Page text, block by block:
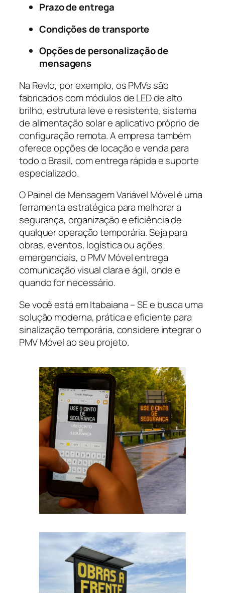
Prazo de entrega
Condições de transporte
Opções de personalização de
mensagens
Na Revlo, por exemplo, os PMVs são
fabricados com módulos de LED de alto
brilho, estrutura leve e resistente, sistema
de alimentação solar e aplicativo próprio de
configuração remota. A empresa também
oferece opções de locação e venda para
todo o Brasil, com entrega rápida e suporte
especializado.
O Painel de Mensagem Variável Móvel é uma
ferramenta estratégica para melhorar a
segurança, organização e eficiência de
qualquer operação temporária. Seja para
obras, eventos, logística ou ações
emergenciais, o PMV Móvel entrega
comunicação visual clara e ágil, onde e
quando for necessário.
Se você está em Itabaiana – SE e busca uma
solução moderna, prática e eficiente para
sinalização temporária, considere integrar o
PMV Móvel ao seu projeto.